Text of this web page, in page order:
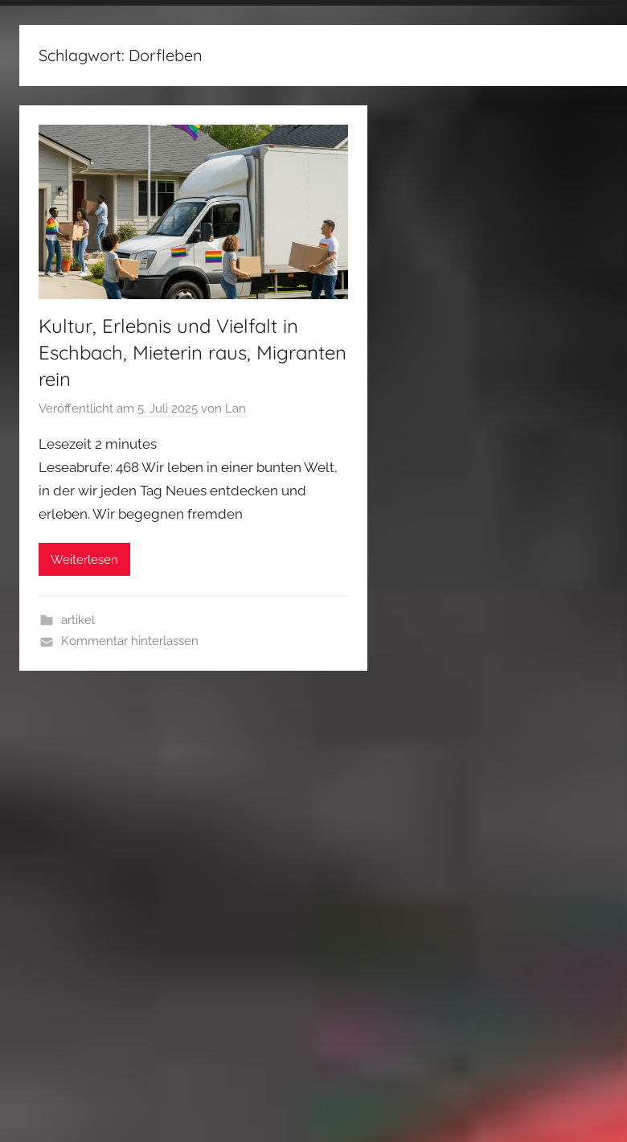
fertig…!
Schlagwort: Dorfleben
Kultur, Erlebnis und Vielfalt in
Eschbach, Mieterin raus, Migranten
rein
Veröffentlicht am 5. Juli 2025 von Lan
Lesezeit 2 minutes
Leseabrufe: 468 Wir leben in einer bunten Welt,
in der wir jeden Tag Neues entdecken und
erleben. Wir begegnen fremden
Weiterlesen
artikel
Kommentar hinterlassen